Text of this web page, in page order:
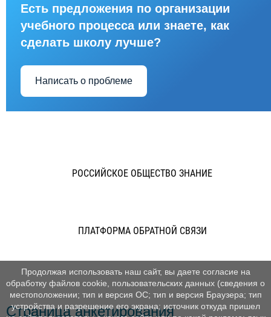
Есть предложения по организации
учебного процесса или знаете, как
сделать школу лучше?
Написать о проблеме
РОССИЙСКОЕ ОБЩЕСТВО ЗНАНИЕ
ПЛАТФОРМА ОБРАТНОЙ СВЯЗИ
Страница анкетирования
Продолжая использовать наш сайт, вы даете согласие на
обработку файлов cookie, пользовательских данных (сведения о
местоположении; тип и версия ОС; тип и версия Браузера; тип
устройства и разрешение его экрана; источник откуда пришел